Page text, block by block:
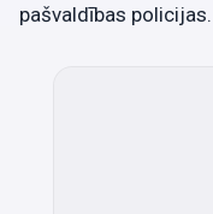
pašvaldības policijas.